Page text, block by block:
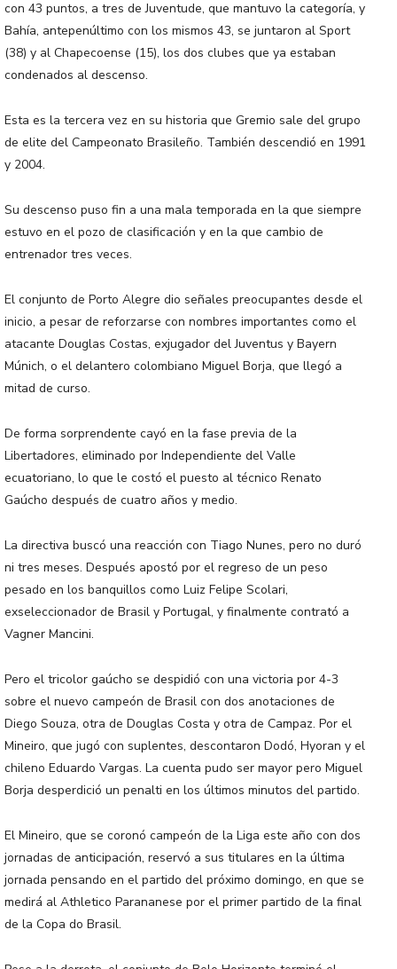
con 43 puntos, a tres de Juventude, que mantuvo la categoría, y
Bahía, antepenúltimo con los mismos 43, se juntaron al Sport
(38) y al Chapecoense (15), los dos clubes que ya estaban
condenados al descenso.
Esta es la tercera vez en su historia que Gremio sale del grupo
de elite del Campeonato Brasileño. También descendió en 1991
y 2004.
Su descenso puso fin a una mala temporada en la que siempre
estuvo en el pozo de clasificación y en la que cambio de
entrenador tres veces.
El conjunto de Porto Alegre dio señales preocupantes desde el
inicio, a pesar de reforzarse con nombres importantes como el
atacante Douglas Costas, exjugador del Juventus y Bayern
Múnich, o el delantero colombiano Miguel Borja, que llegó a
mitad de curso.
De forma sorprendente cayó en la fase previa de la
Libertadores, eliminado por Independiente del Valle
ecuatoriano, lo que le costó el puesto al técnico Renato
Gaúcho después de cuatro años y medio.
La directiva buscó una reacción con Tiago Nunes, pero no duró
ni tres meses. Después apostó por el regreso de un peso
pesado en los banquillos como Luiz Felipe Scolari,
exseleccionador de Brasil y Portugal, y finalmente contrató a
Vagner Mancini.
Pero el tricolor gaúcho se despidió con una victoria por 4-3
sobre el nuevo campeón de Brasil con dos anotaciones de
Diego Souza, otra de Douglas Costa y otra de Campaz. Por el
Mineiro, que jugó con suplentes, descontaron Dodó, Hyoran y el
chileno Eduardo Vargas. La cuenta pudo ser mayor pero Miguel
Borja desperdició un penalti en los últimos minutos del partido.
El Mineiro, que se coronó campeón de la Liga este año con dos
jornadas de anticipación, reservó a sus titulares en la última
jornada pensando en el partido del próximo domingo, en que se
medirá al Athletico Parananese por el primer partido de la final
de la Copa do Brasil.